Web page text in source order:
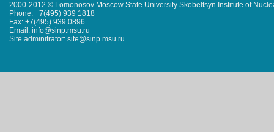
2000-2012 © Lomonosov Moscow State University Skobeltsyn Institute of
Phone: +7(495) 939 1818
Fax: +7(495) 939 0896
Email: info@sinp.msu.ru
Site adminitrator: site@sinp.msu.ru